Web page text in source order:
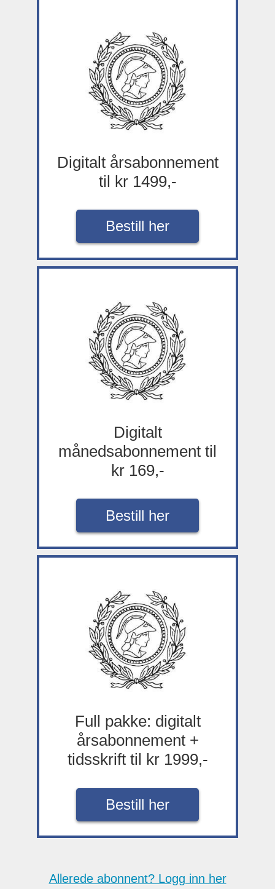
Digitalt årsabonnement
til kr 1499,-
Bestill her
Digitalt
månedsabonnement til
kr 169,-
Bestill her
Full pakke: digitalt
årsabonnement +
tidsskrift til kr 1999,-
Bestill her
Allerede abonnent? Logg inn her